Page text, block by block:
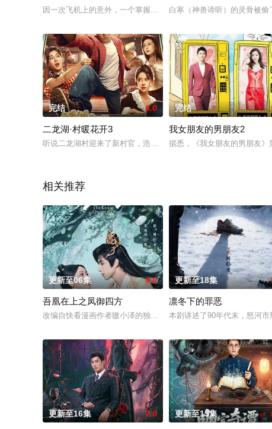
因一次飞机上的意外，一个掌握惊人解锁技巧的冷漠男人引起了女
白寒（神兽谛听）的灵骨被
完结 6.0
二龙湖·村暖花开3
听说二龙湖村迎来了新村官，浩哥事业遭遇史诗级滑铁卢，情感又
完结
我女朋友的男朋友2
据悉，《我女朋友的男朋友》
相关推荐
更新至06集 4.0
吾凰在上之凤御四方
改编自快看漫画作者嗷小泽的独家连载漫画《吾凰在上》。 现代
更新至18集
凛冬下的罪恶
本剧讲述了90年代末，怒河
更新至16集 7.0 更新至15集